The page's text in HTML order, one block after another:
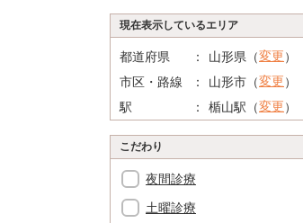
現在表示しているエリア
都道府県 山形県（変更）
市区・路線
山形市（変更）
駅
楯山駅（変更）
こだわり
夜間診療
土曜診療